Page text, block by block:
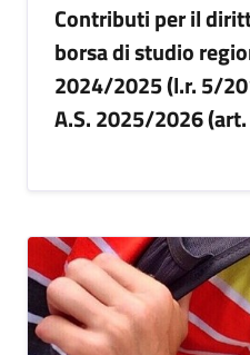
Contributi per il
borsa di studio
2024/2025 (l.r. 5/
A.S. 2025/2026